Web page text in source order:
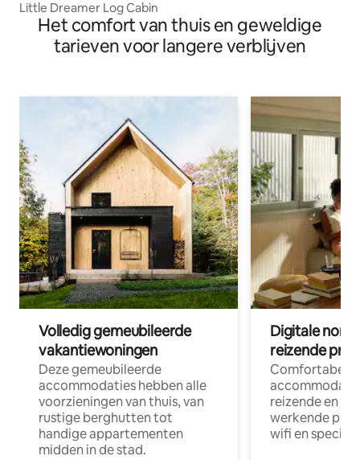
Little Dreamer Log Cabin
Het comfort van thuis en geweldige
tarieven voor langere verblijven
Volledig gemeubileerde
vakantiewoningen
Deze gemeubileerde
accommodaties hebben alle
voorzieningen van thuis, van
rustige berghutten tot
handige appartementen
midden in de stad.
Digitale
reizende
Comfortabele
reizende en
werkende
wifi en